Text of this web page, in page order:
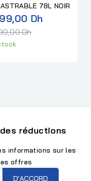
ENCASTRABLE 78L NOIR
DhPrix
Dh
réductions
informations sur les
offres